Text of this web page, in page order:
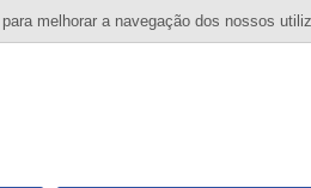
melhorar a navegação dos nossos